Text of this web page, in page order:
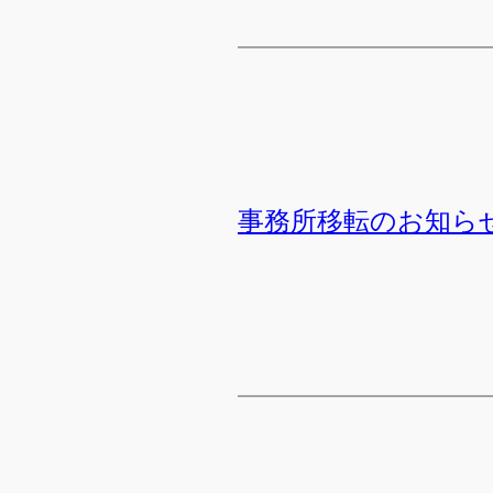
事務所移転のお知ら